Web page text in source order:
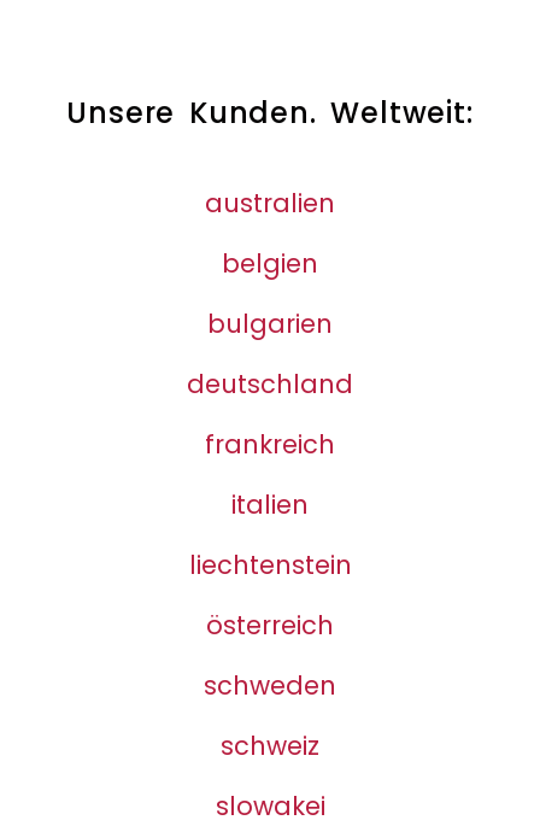
Unsere Kunden. Weltweit:
australien
belgien
bulgarien
deutschland
frankreich
italien
liechtenstein
österreich
schweden
schweiz
slowakei